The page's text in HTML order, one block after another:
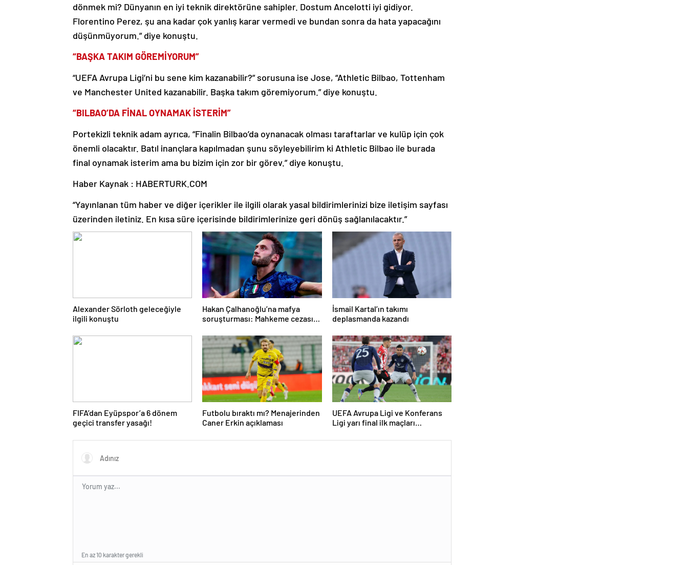
dönmek mi? Dünyanın en iyi teknik direktörüne sahipler. Dostum Ancelotti iyi gidiyor.
Florentino Perez, şu ana kadar çok yanlış karar vermedi ve bundan sonra da hata yapacağını
düşünmüyorum.” diye konuştu.
“BAŞKA TAKIM GÖREMİYORUM”
“UEFA Avrupa Ligi’ni bu sene kim kazanabilir?” sorusuna ise Jose, “Athletic Bilbao, Tottenham
ve Manchester United kazanabilir. Başka takım göremiyorum.” diye konuştu.
“BILBAO’DA FİNAL OYNAMAK İSTERİM”
Portekizli teknik adam ayrıca, “Finalin Bilbao’da oynanacak olması taraftarlar ve kulüp için çok
önemli olacaktır. Batıl inançlara kapılmadan şunu söyleyebilirim ki Athletic Bilbao ile burada
final oynamak isterim ama bu bizim için zor bir görev.” diye konuştu.
Haber Kaynak : HABERTURK.COM
“Yayınlanan tüm haber ve diğer içerikler ile ilgili olarak yasal bildirimlerinizi bize iletişim sayfası
üzerinden iletiniz. En kısa süre içerisinde bildirimlerinize geri dönüş sağlanılacaktır.”
Alexander Sörloth geleceğiyle
ilgili konuştu
Hakan Çalhanoğlu’na mafya
soruşturması: Mahkeme cezasını
İsmail Kartal’ın takımı
deplasmanda kazandı
FIFA’dan Eyüpspor’a 6 dönem
geçici transfer yasağı!
Futbolu bıraktı mı? Menajerinden
Caner Erkin açıklaması
UEFA Avrupa Ligi ve Konferans
Ligi yarı final ilk maçları
En az 10 karakter gerekli